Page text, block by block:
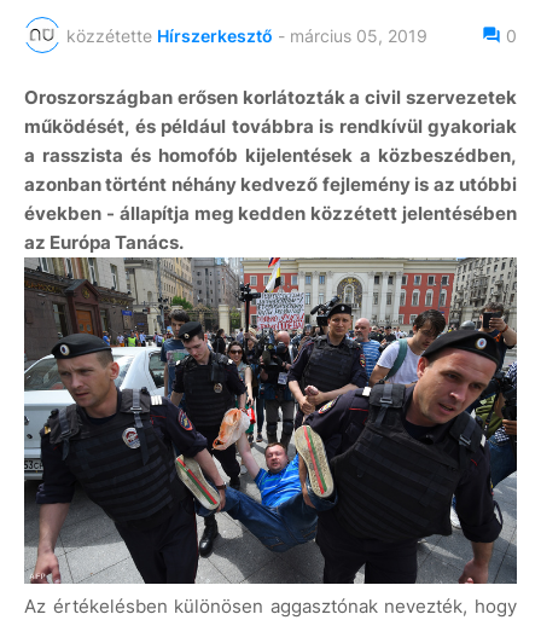
közzétette Hírszerkesztő - március 05, 2019 0
Oroszországban erősen korlátozták a civil szervezetek
működését, és például továbbra is rendkívül gyakoriak
a rasszista és homofób kijelentések a közbeszédben,
azonban történt néhány kedvező fejlemény is az utóbbi
években - állapítja meg kedden közzétett jelentésében
az Európa Tanács.
Az értékelésben különösen aggasztónak nevezték, hogy